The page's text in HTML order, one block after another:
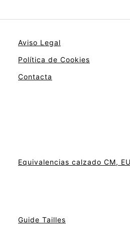
Aviso Legal
Política de Cookies
Contacta
Equivalencias calzado CM,
Guide Tailles